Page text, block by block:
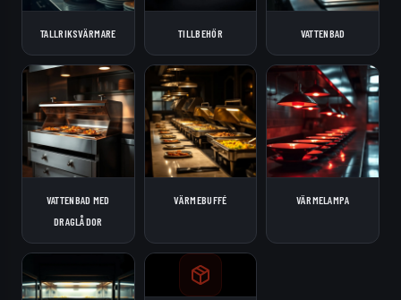
TALLRIKSVÄRMARE TILLBEHÖR VATTENBAD
VATTENBAD MED
DRAGLÅDOR
VÄRMEBUFFÉ VÄRMELAMPA